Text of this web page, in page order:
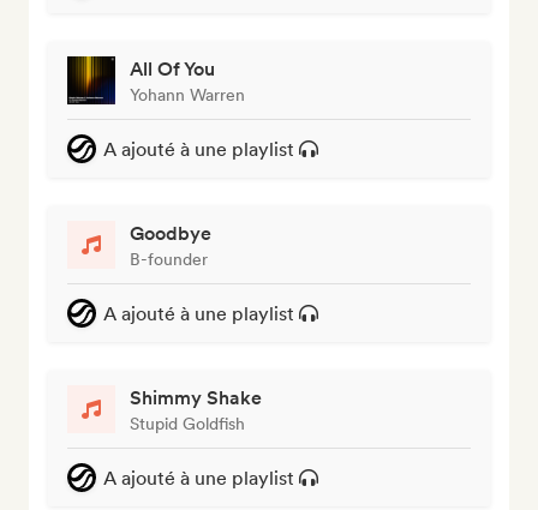
All Of You
Yohann Warren
A ajouté à une playlist
Goodbye
B-founder
A ajouté à une playlist
Shimmy Shake
Stupid Goldfish
A ajouté à une playlist